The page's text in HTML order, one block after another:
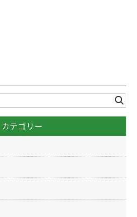
カテゴリー